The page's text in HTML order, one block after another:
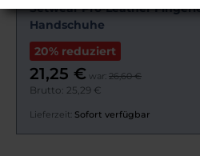
Setwear Pro-Leather
Handschuhe
20% reduziert
21,25 € war: 26,60 €
Brutto: 25,29 €
Lieferzeit: Sofort verfügbar